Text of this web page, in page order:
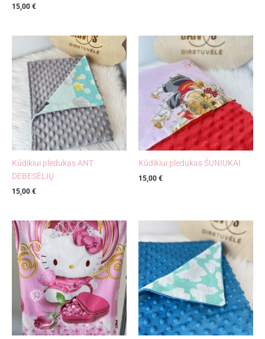
15,00 €
Kūdikiui pledukas ANT
DEBESĖLIŲ
15,00 €
Kūdikiui pledukas ŠUNIUKAI
15,00 €